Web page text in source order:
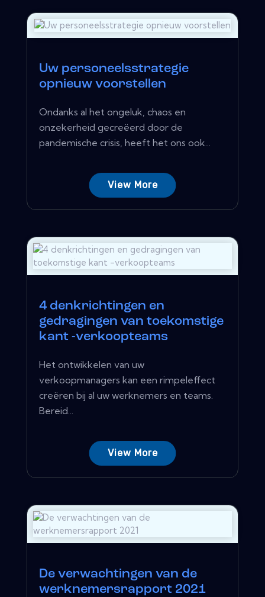
Uw personeelsstrategie
opnieuw voorstellen
Ondanks al het ongeluk, chaos en
onzekerheid gecreëerd door de
pandemische crisis, heeft het ons ook...
View More
4 denkrichtingen en
gedragingen van toekomstige
kant -verkoopteams
Het ontwikkelen van uw
verkoopmanagers kan een rimpeleffect
creëren bij al uw werknemers en teams.
Bereid...
View More
De verwachtingen van de
werknemersrapport 2021